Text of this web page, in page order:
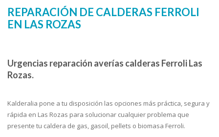
REPARACIÓN DE CALDERAS FERROLI
EN LAS ROZAS
Urgencias reparación averías calderas Ferroli Las
Rozas.
Kalderalia pone a tu disposición las opciones más práctica, segura y
rápida en Las Rozas para solucionar cualquier problema que
presente tu caldera de gas, gasoil, pellets o biomasa Ferroli.